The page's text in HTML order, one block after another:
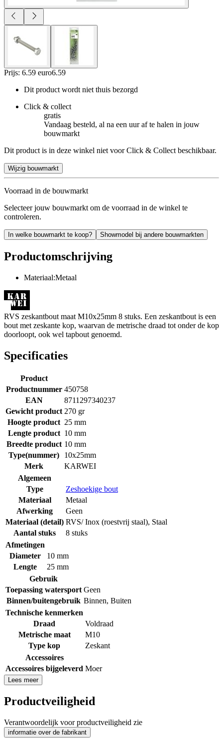
Prijs: 6.59 euro6.59
Dit product wordt niet thuis bezorgd
Click & collect
gratis
Vandaag besteld, al na een uur af te halen in jouw
bouwmarkt
Dit product is in deze winkel niet voor Click & Collect beschikbaar.
Wijzig bouwmarkt
Voorraad in de bouwmarkt
Selecteer jouw bouwmarkt om de voorraad in de winkel te
controleren.
In welke bouwmarkt te koop? Showmodel bij andere bouwmarkten
Productomschrijving
Materiaal:Metaal
RVS zeskantbout maat M10x25mm 8 stuks. Een zeskantbout is een
bout met zeskante kop, waarvan de metrische draad tot onder de kop
doorloopt, ook wel tapbout genoemd.
Specificaties
Product
Productnummer 450758
EAN
8711297340237
Gewicht product 270 gr
Hoogte product 25 mm
Lengte product 10 mm
Breedte product 10 mm
Type(nummer)
10x25mm
Merk
KARWEI
Algemeen
Type
Zeshoekige bout
Materiaal
Metaal
Afwerking
Geen
Materiaal (detail) RVS/ Inox (roestvrij staal), Staal
Aantal stuks
8 stuks
Afmetingen
Diameter
10 mm
Lengte
25 mm
Gebruik
Toepassing watersport Geen
Binnen/buitengebruik Binnen, Buiten
Technische kenmerken
Draad
Voldraad
Metrische maat
M10
Type kop
Zeskant
Accessoires
Accessoires bijgeleverd Moer
Lees meer
Productveiligheid
Verantwoordelijk voor productveiligheid zie
informatie over de fabrikant